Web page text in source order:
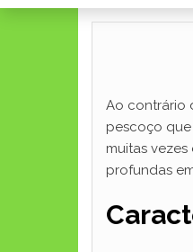
Ao contrário
pescoço que
muitas
profundas